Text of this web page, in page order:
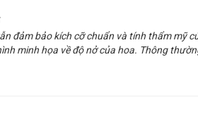
đảm bảo kích cỡ chuẩn và tính thẩm mỹ
minh họa về độ nở của hoa. Thông